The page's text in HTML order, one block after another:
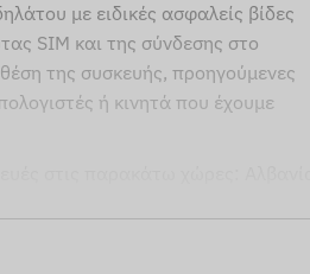
με ειδικές ασφαλείς βίδες
SIM και της σύνδεσης στο
της συσκευής, προηγούμενες
ή κινητά που έχουμε
στις παρακάτω χώρες: Αλβανία,